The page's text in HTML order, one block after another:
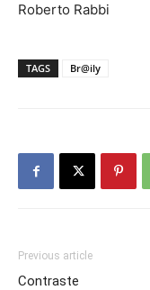
Roberto Rabbi
TAGS Br@ily
Previous article
Contraste